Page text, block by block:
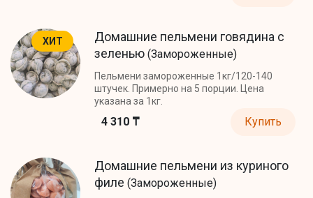
ХИТ
Домашние пельмени говядина с
зеленью (Замороженные)
Пельмени замороженные 1кг/120-140
штучек. Примерно на 5 порции. Цена
указана за 1кг.
4 310 ₸ Купить
Домашние пельмени из куриного
филе (Замороженные)